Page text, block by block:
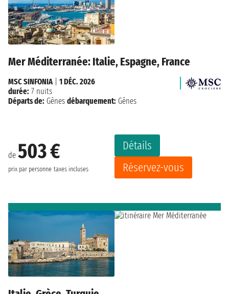
Mer Méditerranée: Italie, Espagne, France
de 503 €
prix par personne taxes incluses
Détails
Réservez-vous
MSC SINFONIA| 1 DÉC. 2026
durée: 7 nuits
Départs de: Gênes débarquement: Gênes